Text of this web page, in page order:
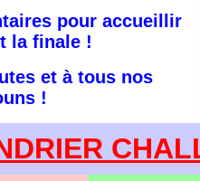
pour accueillir
la finale !
et à tous nos
!